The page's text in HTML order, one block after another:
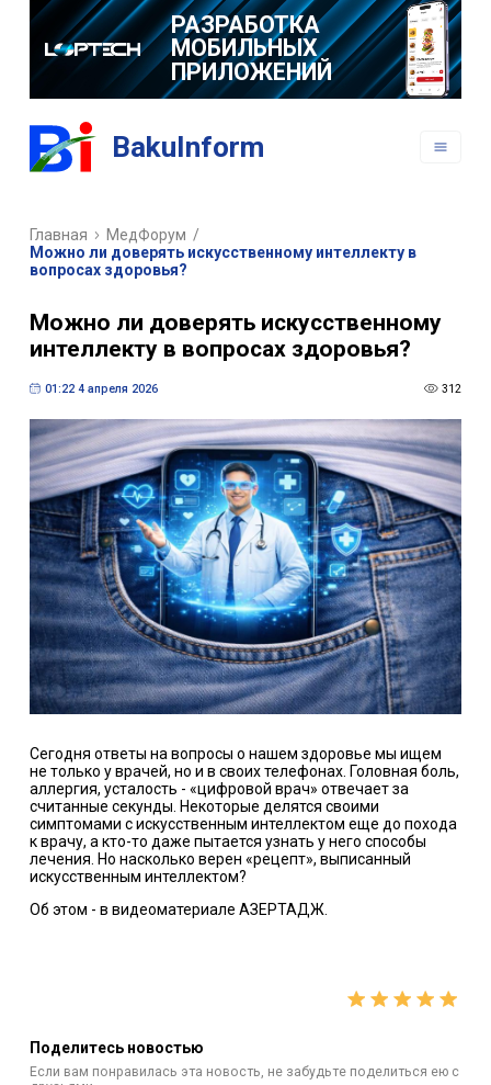
РАЗРАБОТКА
МОБИЛЬНЫХ
ПРИЛОЖЕНИЙ
BakuInform
Главная МедФорум /
Можно ли доверять искусственному интеллекту в
вопросах здоровья?
Можно ли доверять искусственному
интеллекту в вопросах здоровья?
01:22 4 апреля 2026 312
Сегодня ответы на вопросы о нашем здоровье мы ищем
не только у врачей, но и в своих телефонах. Головная боль,
аллергия, усталость - «цифровой врач» отвечает за
считанные секунды. Некоторые делятся своими
симптомами с искусственным интеллектом еще до похода
к врачу, а кто-то даже пытается узнать у него способы
лечения. Но насколько верен «рецепт», выписанный
искусственным интеллектом?
Об этом - в видеоматериале АЗЕРТАДЖ
Поделитесь новостью
Если вам понравилась эта новость, не забудьте поделиться ею с